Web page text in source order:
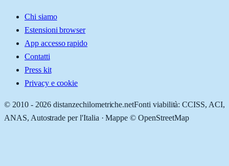
Chi siamo
Estensioni browser
App accesso rapido
Contatti
Press kit
Privacy e cookie
© 2010 - 2026 distanzechilometriche.netFonti viabilità: CCISS, ACI,
ANAS, Autostrade per l'Italia · Mappe © OpenStreetMap